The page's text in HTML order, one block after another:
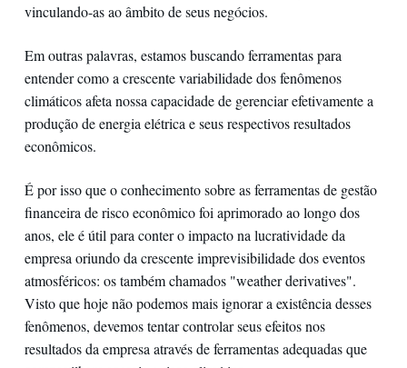
vinculando-as ao âmbito de seus negócios.
Em outras palavras, estamos buscando ferramentas para
entender como a crescente variabilidade dos fenômenos
climáticos afeta nossa capacidade de gerenciar efetivamente a
produção de energia elétrica e seus respectivos resultados
econômicos.
É por isso que o conhecimento sobre as ferramentas de gestão
financeira de risco econômico foi aprimorado ao longo dos
anos, ele é útil para conter o impacto na lucratividade da
empresa oriundo da crescente imprevisibilidade dos eventos
atmosféricos: os também chamados "weather derivatives".
Visto que hoje não podemos mais ignorar a existência desses
fenômenos, devemos tentar controlar seus efeitos nos
resultados da empresa através de ferramentas adequadas que